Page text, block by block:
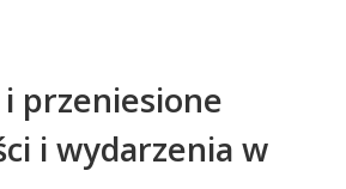
i przeniesione
i wydarzenia w